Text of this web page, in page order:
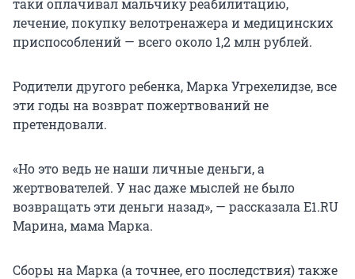
таки оплачивал мальчику реабилитацию,
лечение, покупку велотренажера и медицинских
приспособлений — всего около 1,2 млн рублей.
Родители другого ребенка, Марка Угрехелидзе, все
эти годы на возврат пожертвований не
претендовали.
«Но это ведь не наши личные деньги, а
жертвователей. У нас даже мыслей не было
возвращать эти деньги назад», — рассказала E1.RU
Марина, мама Марка.
Сборы на Марка (а точнее, его последствия) также